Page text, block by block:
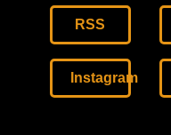
RSS
Instagram